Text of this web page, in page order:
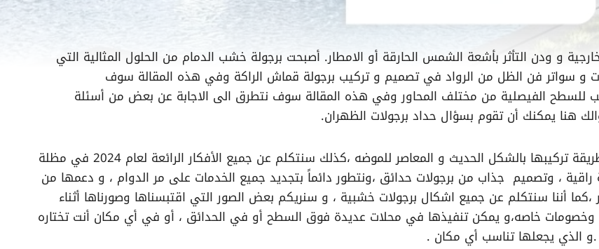
و ودن التأثر بأشعة الشمس الحارقة أو الامطار. أصبحت برجولة خشب الدمام من الحلول المثالية التي
سواتر فن الظل من الرواد في تصميم و تركيب برجولة قماش الراكة وفي هذه المقالة سوف
للسطح الفيصلية من مختلف المحاور وفي هذه المقالة سوف نتطرق الى الاجابة عن بعض من أسئلة
هنا يمكنك أن تقوم بسؤال حداد برجولات الظهران.
حصرياً سنتكلم عن أروع مقال من تركيب برجولات بالدمام ، وطريقة تركيبها بالشكل الحديث و المعاصر للموضه ،كذلك سنتكلم عن جميع الأفكار الرائعة لعام 2024 في مظلة
راقية ، وتصميم جذاب من برجولات حدائق ،ونتطور دائماً بتجديد جميع الخدمات على مر الدوام ، و دعمها من
أننا سنتكلم عن جميع اشكال برجولات خشبية ، و سنريكم بعض الصور التي اقتبسناها وصورناها أثناء
وخصومات خاصه،و يمكن تنفيذها في محلات عديدة فوق السطح أو في الحدائق ، أو في أي مكان أنت تختاره
.و الذي يجعلها تناسب أي مكان .